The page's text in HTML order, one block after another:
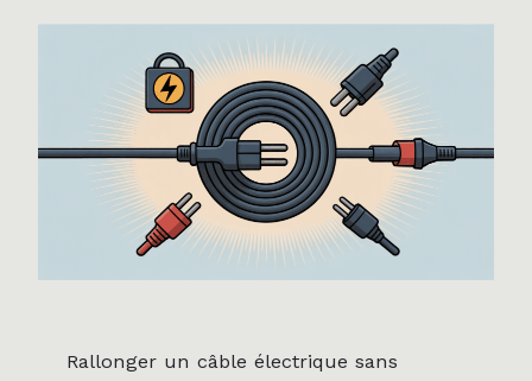
Rallonger un câble électrique sans